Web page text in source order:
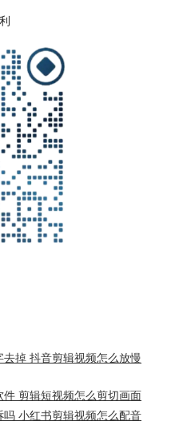
掉 抖音剪辑视频怎么放慢
剪辑短视频怎么剪切画面
小红书剪辑视频怎么配音